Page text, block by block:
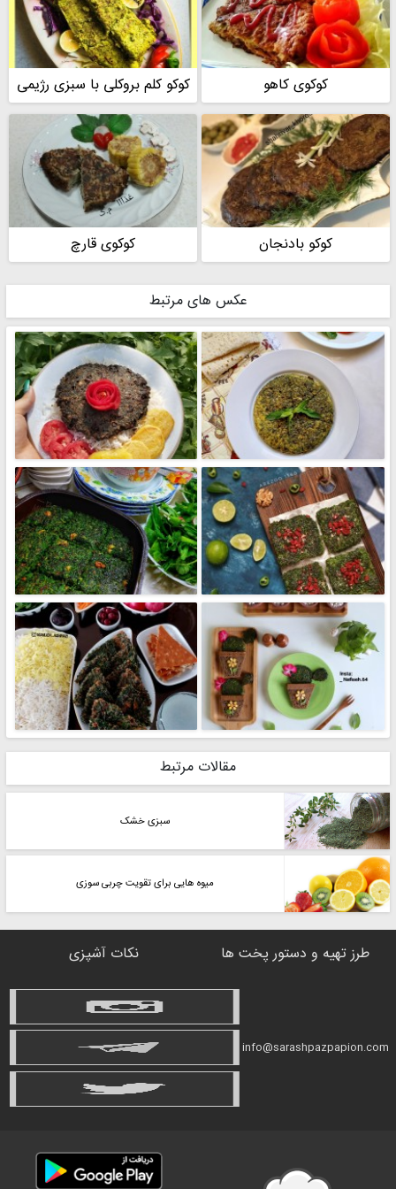
" پیک بهداشت اومد ، پیک بهداشت رفت. چقدر زیباست "در روحیه ی
خودمون هم اثر مثبت میزاره.
🌼🌸🌼🌸🌼🌸🌼🌸🌼🌸🌼🌸🌼🌸🌼🌸🌼🌸
پیازترشی ها مخصوص رضوان جون (مامان هلیا) هست. تقدیم بهت
از زری گلی جون هم تشکر میکنم که گفت یه تیکه لبو بندازم توش. از
روزی که انداختم رنگشون بهتر شده. حالا توی پستهای بعدی میذارم
#کوکوسبزی#ترشی_کلم#ترشی_آلبالو #ترشی_پیاز#پیاز_ترشی
کوکوی کاهو کوکو کلم بروکلی با سبزی رژیمی
کوکو بادنجان کوکوی قارچ
عکس های مرتبط
مقالات مرتبط
سبزی خشک
میوه هایی برای تقویت چربی سوزی
طرز تهیه و دستور پخت ها نکات آشپزی
info@sarashpazpapion.com